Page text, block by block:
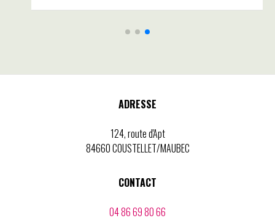
ADRESSE
124, route d'Apt
84660 COUSTELLET/MAUBEC
CONTACT
04 86 69 80 66